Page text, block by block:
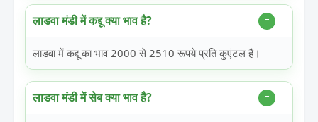
लाडवा मंडी में कद्दू क्या भाव है?
लाडवा में कद्दू का भाव 2000 से 2510 रूपये प्रति कुएंटल हैं।
लाडवा मंडी में सेब क्या भाव है?